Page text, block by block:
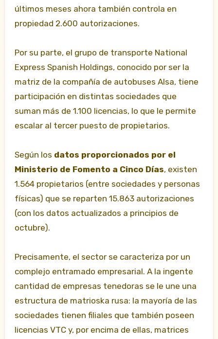
últimos meses ahora también controla en
propiedad 2.600 autorizaciones.
Por su parte, el grupo de transporte National
Express Spanish Holdings, conocido por ser la
matriz de la compañía de autobuses Alsa, tiene
participación en distintas sociedades que
suman más de 1.100 licencias, lo que le permite
escalar al tercer puesto de propietarios.
Según los datos proporcionados por el
Ministerio de Fomento a Cinco Días, existen
1.564 propietarios (entre sociedades y personas
físicas) que se reparten 15.863 autorizaciones
(con los datos actualizados a principios de
octubre).
Precisamente, el sector se caracteriza por un
complejo entramado empresarial. A la ingente
cantidad de empresas tenedoras se le une una
estructura de matrioska rusa: la mayoría de las
sociedades tienen filiales que también poseen
licencias VTC y, por encima de ellas, matrices